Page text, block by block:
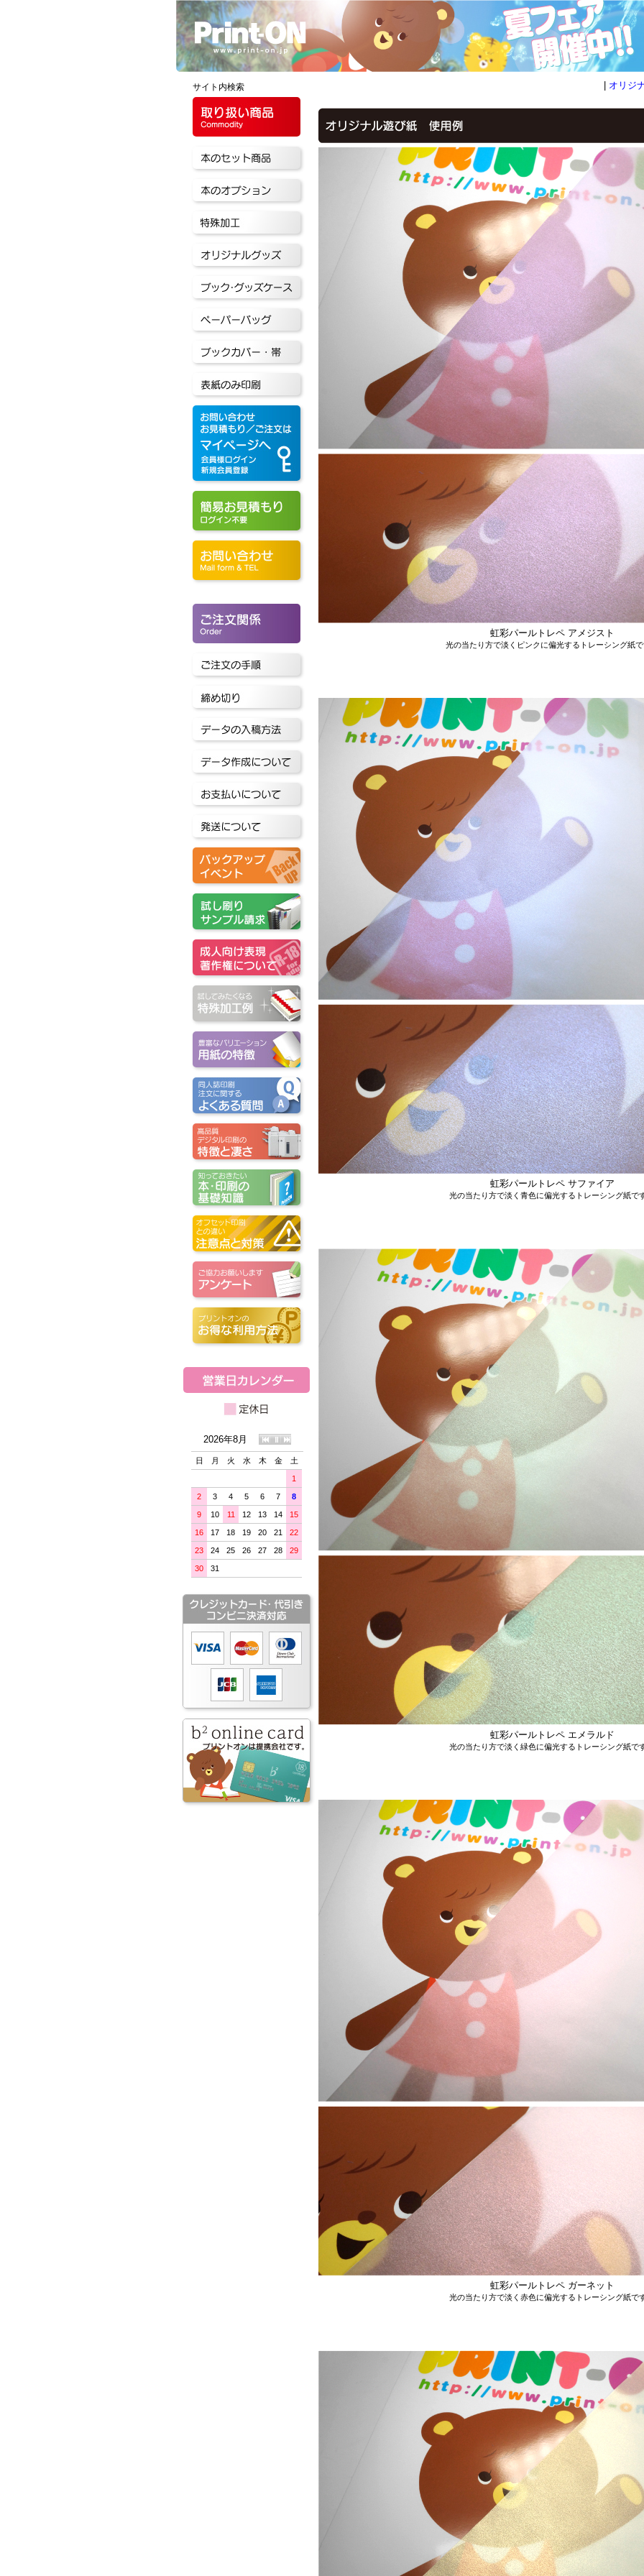
サイト内検索
2026年8月
日 月 火 水 木 金 土
1
2 3 4 5 6 7 8
9 10 11 12 13 14 15
16 17 18 19 20 21 22
23 24 25 26 27 28 29
30 31
オリジ
虹彩パールトレペ アメジスト
光の当たり方で淡くピンクに偏光するトレーシング紙
虹彩パールトレペ サファイア
光の当たり方で淡く青色に偏光するトレーシング紙で
虹彩パールトレペ エメラルド
光の当たり方で淡く緑色に偏光するトレーシング紙で
虹彩パールトレペ ガーネット
光の当たり方で淡く赤色に偏光するトレーシング紙で